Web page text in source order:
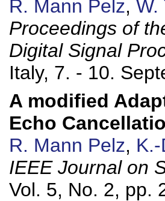
R. Mann Pelz, W.
Proceedings of
Digital Signal
Italy, 7. - 10.
A modified
Echo
R. Mann Pelz,
IEEE Journal on
Vol. 5, No. 2, pp.